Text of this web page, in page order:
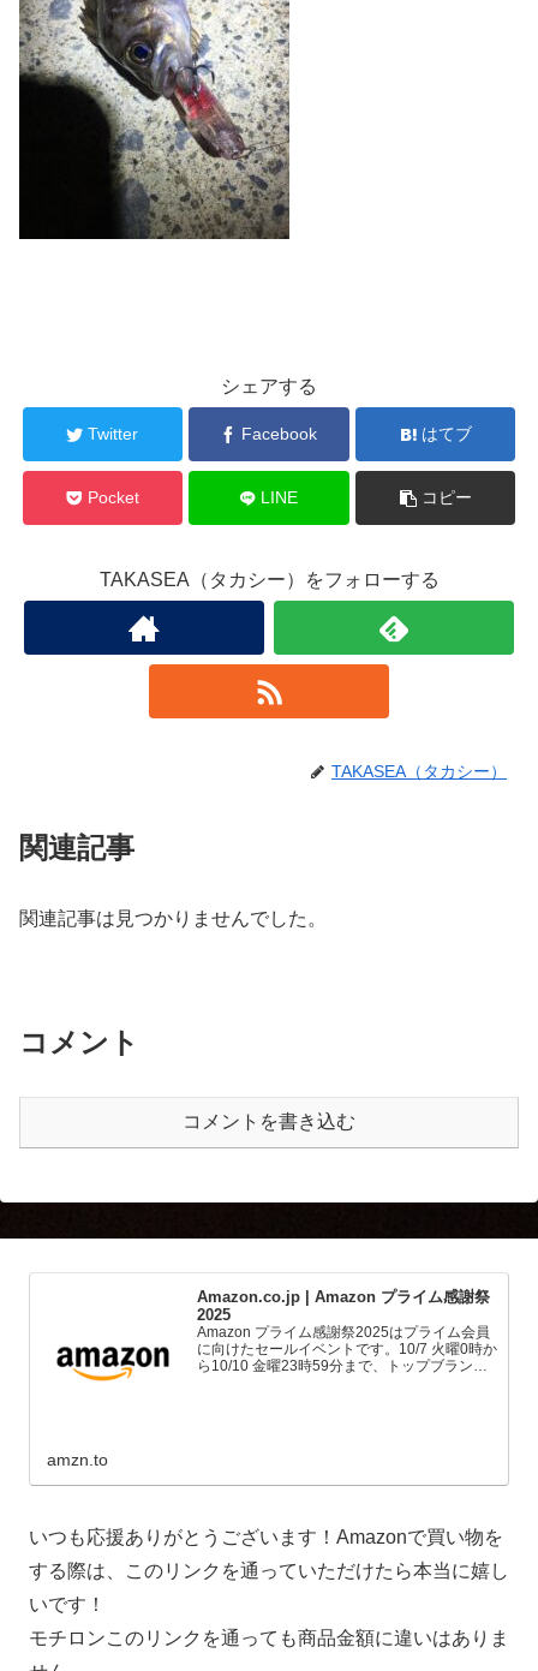
シェアする
Twitter Facebook はてブ
Pocket LINE コピー
TAKASEA（タカシー）をフォローする
TAKASEA（タカシー）
関連記事
関連記事は見つかりませんでした。
コメント
コメントを書き込む
Amazon.co.jp | Amazon プライム感謝祭
2025
Amazon プライム感謝祭2025はプライム会員
に向けたセールイベントです。10/7 火曜0時か
ら10/10 金曜23時59分まで、トップブランド
amzn.to
いつも応援ありがとうございます！Amazonで買い物を
する際は、このリンクを通っていただけたら本当に嬉し
いです！
モチロンこのリンクを通っても商品金額に違いはありま